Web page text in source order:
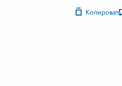
Копировать